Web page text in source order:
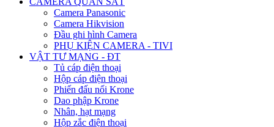
Camera Panasonic
Camera Hikvision
Đầu ghi hình Camera
PHỤ KIỆN CAMERA - TIVI
VẬT TƯ MẠNG - ĐT
Tủ cáp điện thoại
Hộp cáp điện thoại
Phiến đấu nối Krone
Dao phập Krone
Nhân, hạt mạng
Hộp zắc điện thoại